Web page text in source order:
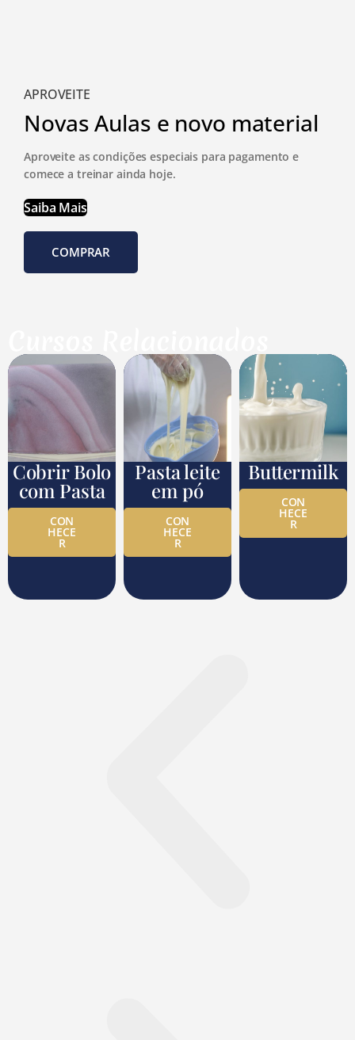
APROVEITE
Novas Aulas e novo material
Aproveite as condições especiais para pagamento e
comece a treinar ainda hoje.
Saiba Mais
COMPRAR
Cobrir Bolo
com Pasta
CON
HECE
R
Pasta leite
em pó
CON
HECE
R
Buttermilk
CON
HECE
R